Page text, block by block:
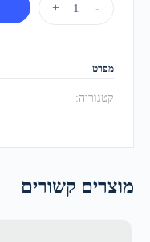
-
+
מפרט
קטגוריה:
מוצרים קשורים